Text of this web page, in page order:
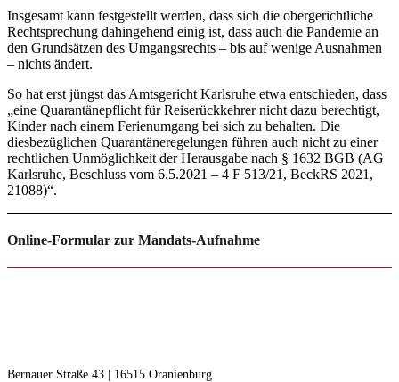
Insgesamt kann festgestellt werden, dass sich die obergerichtliche
Rechtsprechung dahingehend einig ist, dass auch die Pandemie an
den Grundsätzen des Umgangsrechts – bis auf wenige Ausnahmen
– nichts ändert.
So hat erst jüngst das Amtsgericht Karlsruhe etwa entschieden, dass
„eine Quarantänepflicht für Reiserückkehrer nicht dazu berechtigt,
Kinder nach einem Ferienumgang bei sich zu behalten. Die
diesbezüglichen Quarantäneregelungen führen auch nicht zu einer
rechtlichen Unmöglichkeit der Herausgabe nach § 1632 BGB (AG
Karlsruhe, Beschluss vom 6.5.2021 – 4 F 513/21, BeckRS 2021,
21088)“.
Online-Formular zur Mandats-Aufnahme
Bernauer Straße 43 | 16515 Oranienburg